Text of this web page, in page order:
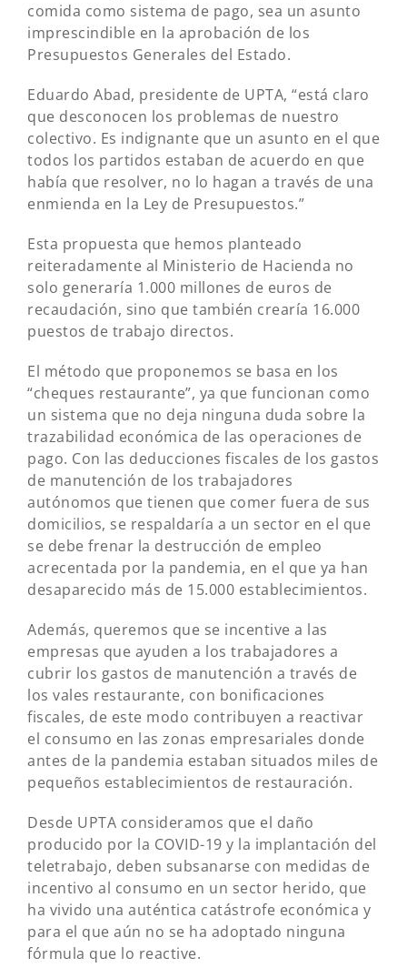
comida como sistema de pago, sea un asunto
imprescindible en la aprobación de los
Presupuestos Generales del Estado.
Eduardo Abad, presidente de UPTA, “está claro
que desconocen los problemas de nuestro
colectivo. Es indignante que un asunto en el que
todos los partidos estaban de acuerdo en que
había que resolver, no lo hagan a través de una
enmienda en la Ley de Presupuestos.”
Esta propuesta que hemos planteado
reiteradamente al Ministerio de Hacienda no
solo generaría 1.000 millones de euros de
recaudación, sino que también crearía 16.000
puestos de trabajo directos.
El método que proponemos se basa en los
“cheques restaurante”, ya que funcionan como
un sistema que no deja ninguna duda sobre la
trazabilidad económica de las operaciones de
pago. Con las deducciones fiscales de los gastos
de manutención de los trabajadores
autónomos que tienen que comer fuera de sus
domicilios, se respaldaría a un sector en el que
se debe frenar la destrucción de empleo
acrecentada por la pandemia, en el que ya han
desaparecido más de 15.000 establecimientos.
Además, queremos que se incentive a las
empresas que ayuden a los trabajadores a
cubrir los gastos de manutención a través de
los vales restaurante, con bonificaciones
fiscales, de este modo contribuyen a reactivar
el consumo en las zonas empresariales donde
antes de la pandemia estaban situados miles de
pequeños establecimientos de restauración.
Desde UPTA consideramos que el daño
producido por la COVID-19 y la implantación del
teletrabajo, deben subsanarse con medidas de
incentivo al consumo en un sector herido, que
ha vivido una auténtica catástrofe económica y
para el que aún no se ha adoptado ninguna
fórmula que lo reactive.